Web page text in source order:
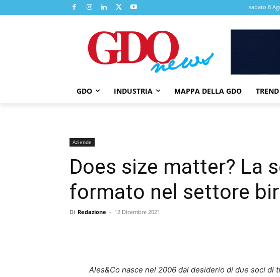
sabato 8
GDO INDUSTRIA MAPPA DELLA GDO
Aziende
Does size matter? La
formato nel settore
Di Redazione - 12 Dicembre 2021
Ales&Co nasce nel 2006 dal desiderio di due soci di